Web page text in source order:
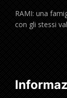
RAMI: una
con gli stessi